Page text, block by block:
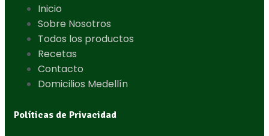
Inicio
Sobre Nosotros
Todos los productos
Recetas
Contacto
Domicilios Medellín
Políticas de Privacidad